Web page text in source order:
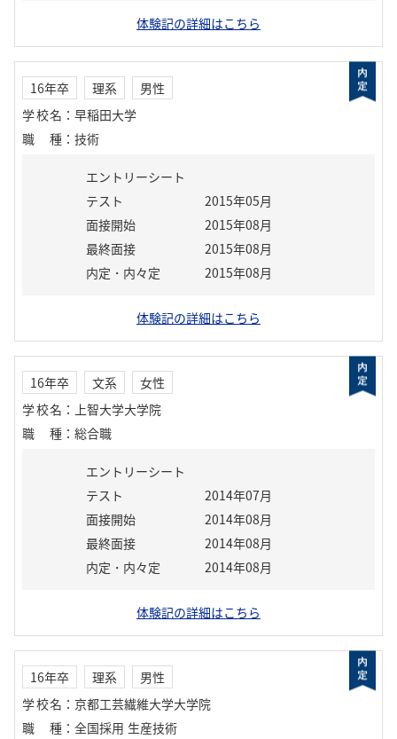
体験記の詳細はこちら
16年卒 理系
男性
学校名 ： 早稲田大学
職種 ： 技術
エントリーシート
テスト
2015年05月
面接開始
2015年08月
最終面接
2015年08月
内定・内々定
2015年08月
体験記の詳細はこちら
16年卒 文系
女性
学校名 ： 上智大学大学院
職種 ： 総合職
エントリーシート
テスト
2014年07月
面接開始
2014年08月
最終面接
2014年08月
内定・内々定
2014年08月
体験記の詳細はこちら
16年卒 理系
男性
学校名 ： 京都工芸繊維大学大学院
職種 ： 全国採用 生産技術